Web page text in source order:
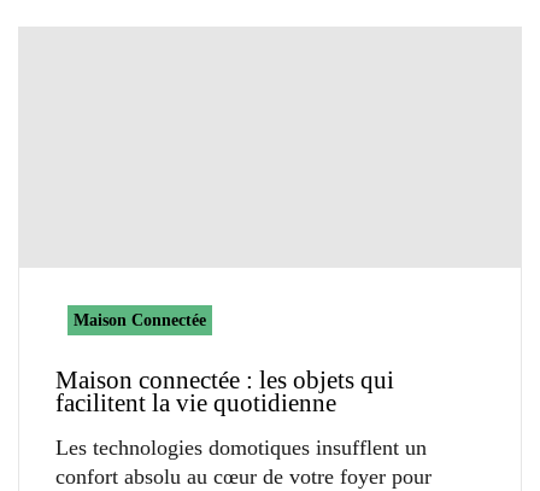
Maison Connectée
Maison connectée : les objets qui
facilitent la vie quotidienne
Les technologies domotiques insufflent un
confort absolu au cœur de votre foyer pour